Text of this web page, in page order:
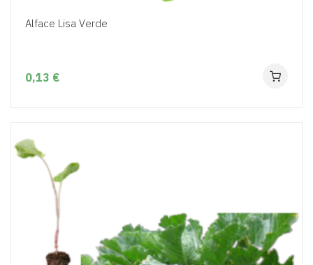
Alface Lisa Verde
0,13 €